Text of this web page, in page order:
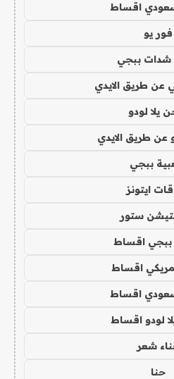
سعودي اقساط
فور يو
ببجي
عن طريق الايدي
يلا لودو
طريق الايدي
ببجي
ايتونز
ستور
اقساط
امريكي اقساط
سعودي اقساط
لودو اقساط
شعر
حنا